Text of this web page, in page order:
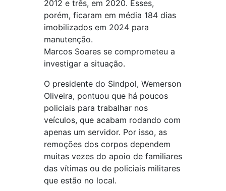
2012 e três, em 2020. Esses,
porém, ficaram em média 184 dias
imobilizados em 2024 para
manutenção.
Marcos Soares se comprometeu a
investigar a situação.
O presidente do Sindpol, Wemerson
Oliveira, pontuou que há poucos
policiais para trabalhar nos
veículos, que acabam rodando com
apenas um servidor. Por isso, as
remoções dos corpos dependem
muitas vezes do apoio de familiares
das vítimas ou de policiais militares
que estão no local.